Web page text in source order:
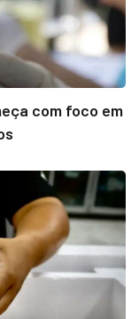
com foco em